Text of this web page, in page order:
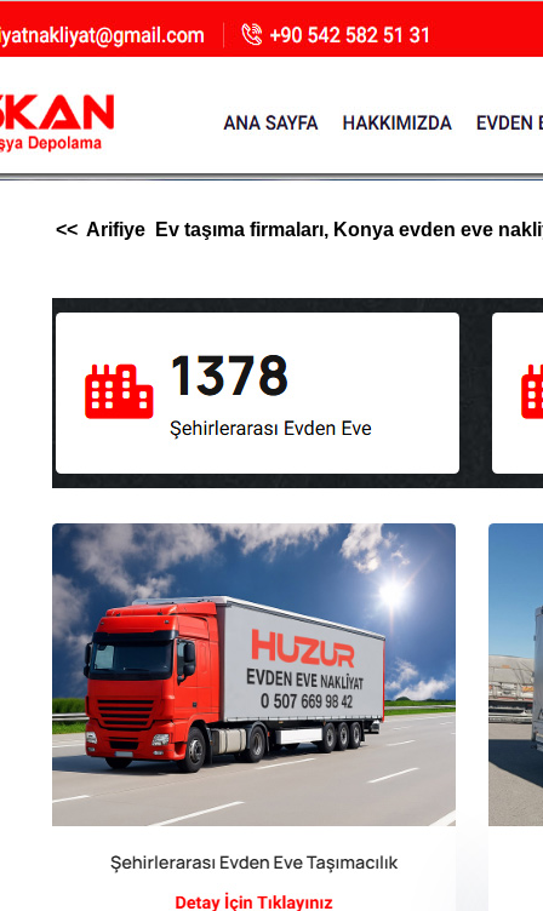
<< Arifiye Ev taşıma firmaları, Konya evden eve